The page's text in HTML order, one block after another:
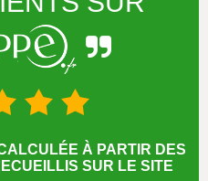
À PARTIR DES
SUR LE SITE